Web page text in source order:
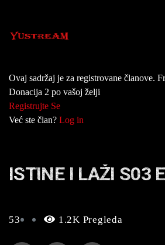
Ovaj sadržaj je za registrovane članove.
Donacija 2 po vašoj želji
Registrujte Se
Već ste član? Log in
ISTINE I LAŽI S03
53 1.2K Pregleda